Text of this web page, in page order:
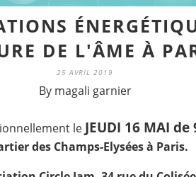
DE L'ÂME À
25 AVRIL 2019
By magali garnier
le JEUDI 16 MAI de
des Champs-Elysées à Paris.